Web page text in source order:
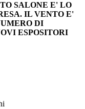
SALONE E' LO
IL VENTO E'
DI
ESPOSITORI